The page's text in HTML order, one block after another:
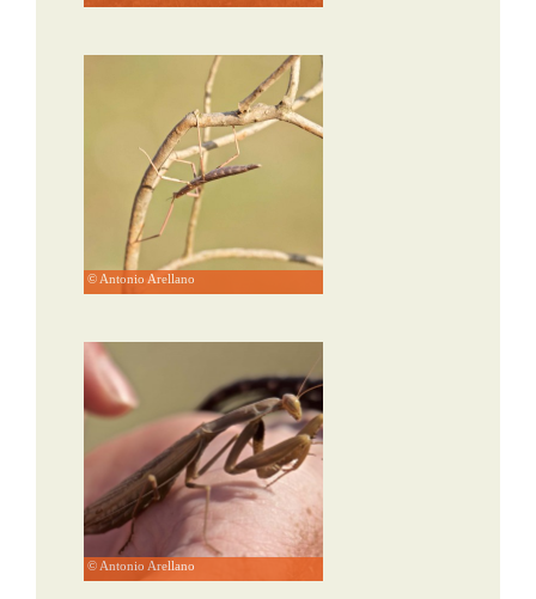
© Antonio Arellano
© Antonio Arellano